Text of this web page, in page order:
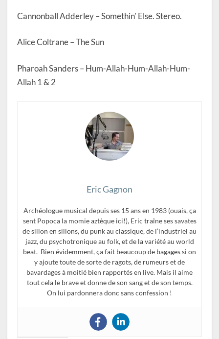
Cannonball Adderley – Somethin’ Else. Stereo.
Alice Coltrane – The Sun
Pharoah Sanders – Hum-Allah-Hum-Allah-Hum-
Allah 1 & 2
Eric Gagnon
Archéologue musical depuis ses 15 ans en 1983 (ouais, ça
sent Popoca la momie aztèque ici!), Eric traîne ses savates
de sillon en sillons, du punk au classique, de l’industriel au
jazz, du psychotronique au folk, et de la variété au world
beat. Bien évidemment, ça fait beaucoup de bagages si on
y ajoute toute de sorte de ragots, de rumeurs et de
bavardages à moitié bien rapportés en live. Mais il aime
tout cela le brave et donne de son sang et de son temps.
On lui pardonnera donc sans confession !